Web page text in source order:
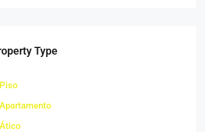
Type
Piso
Apartamento
Ático